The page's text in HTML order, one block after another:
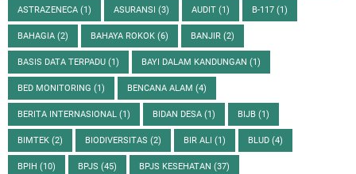
ASTRAZENECA (1) ASURANSI (3) AUDIT (1) B-117 (1)
BAHAGIA (2) BAHAYA ROKOK (6) BANJIR (2)
BASIS DATA TERPADU (1) BAYI DALAM KANDUNGAN (1)
BED MONITORING (1) BENCANA ALAM (4)
BERITA INTERNASIONAL (1) BIDAN DESA (1) BIJB (1)
BIMTEK (2) BIODIVERSITAS (2) BIR ALI (1) BLUD (4)
BPIH (10) BPJS (45) BPJS KESEHATAN (37)